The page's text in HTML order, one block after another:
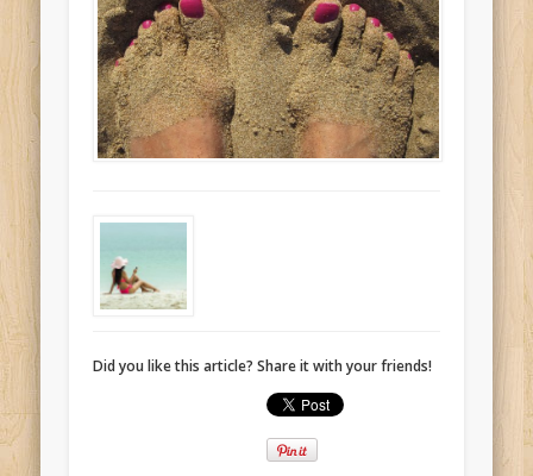
Did you like this article? Share it with your friends!